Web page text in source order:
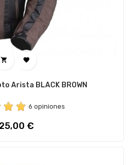
 
Arista BLACK BROWN
6 opiniones
€